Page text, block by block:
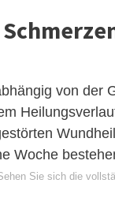
von der
Woche
Sie sich die